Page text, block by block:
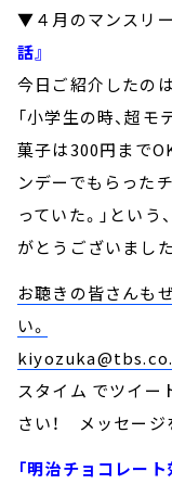
▼４月のマンスリー
話』
今日ご紹介したのは
「小学生の時、超
菓子は300円まで
ンデーでもらった
っていた。」という
がとうございました
お聴きの皆さんも
い。
スタイム でツイー
さい！ メッセージ
「明治チョコレー